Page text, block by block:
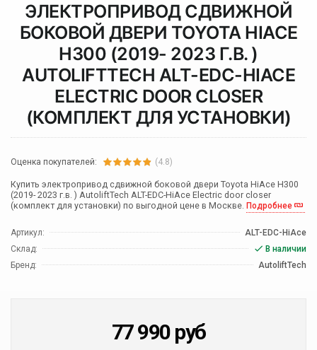
ЭЛЕКТРОПРИВОД СДВИЖНОЙ
БОКОВОЙ ДВЕРИ TOYOTA HIACE
H300 (2019- 2023 Г.В. )
AUTOLIFTTECH ALT-EDC-HIACE
ELECTRIC DOOR CLOSER
(КОМПЛЕКТ ДЛЯ УСТАНОВКИ)
Оценка покупателей: (4.8)
Купить электропривод сдвижной боковой двери Toyota HiAce H300
(2019- 2023 г.в. ) AutoliftTech ALT-EDC-HiAce Electric door closer
(комплект для установки) по выгодной цене в Москве. Подробнее
Артикул:
ALT-EDC-HiAce
Склад:
В наличии
Бренд:
AutoliftTech
77 990 руб